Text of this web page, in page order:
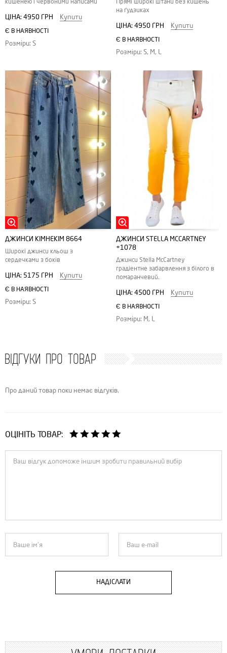
ЦІНА: 4950 ГРН Купити
Є В НАЯВНОСТІ
Розміри: S
на ґудзиках
ЦІНА: 4950 ГРН Купити
Є В НАЯВНОСТІ
Розміри: S, M, L
ДЖИНСИ KIMHEKIM 8664
Широкі джинси кльош з
сердечками з боків
ЦІНА: 5175 ГРН Купити
Є В НАЯВНОСТІ
Розміри: S
ДЖИНСИ STELLA MCCARTNEY
+1078
Джинси Stella McCartney
градіентне забарвлення з білого в
помаранчевий.
ЦІНА: 4500 ГРН Купити
Є В НАЯВНОСТІ
Розміри: M, L
ВІДГУКИ ПРО ТОВАР
Про даний товар поки немає відгуків.
ОЦІНІТЬ ТОВАР:
НАДІСЛАТИ